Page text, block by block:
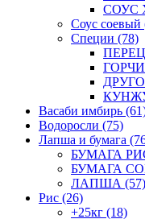
СОУС
Соус соевый
Специи (78)
ПЕРЕЦ
Васаби имбирь
Водоросли (75)
Лапша и бумага
БУМАГА
БУМАГА
ЛАПША (57)
Рис (26)
+25кг (18)